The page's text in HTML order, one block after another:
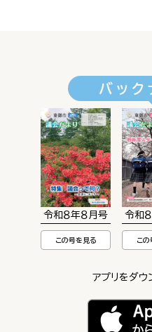
バック
令和８年８月号
この号を見る
令和
この
アプリをダウ